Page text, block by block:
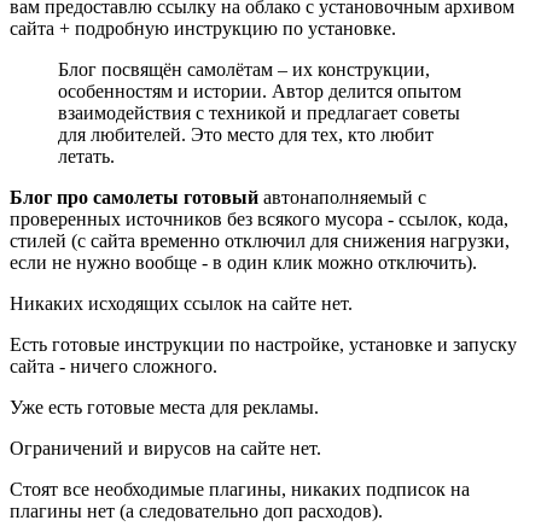
вам предоставлю ссылку на облако с установочным архивом
сайта + подробную инструкцию по установке.
Блог посвящён самолётам – их конструкции,
особенностям и истории. Автор делится опытом
взаимодействия с техникой и предлагает советы
для любителей. Это место для тех, кто любит
летать.
Блог про самолеты готовый автонаполняемый с
проверенных источников без всякого мусора - ссылок, кода,
стилей (с сайта временно отключил для снижения нагрузки,
если не нужно вообще - в один клик можно отключить).
Никаких исходящих ссылок на сайте нет.
Есть готовые инструкции по настройке, установке и запуску
сайта - ничего сложного.
Уже есть готовые места для рекламы.
Ограничений и вирусов на сайте нет.
Стоят все необходимые плагины, никаких подписок на
плагины нет (а следовательно доп расходов).